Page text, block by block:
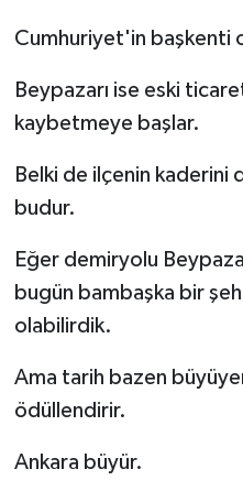
Cumhuriyet'in başkenti
Beypazarı ise eski
kaybetmeye başlar.
Belki de ilçenin kaderini
budur.
Eğer demiryolu
bugün bambaşka bir
olabilirdik.
Ama tarih bazen
ödüllendirir.
Ankara büyür.